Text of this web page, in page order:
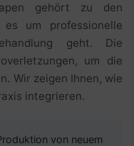
gehört zu den
um professionelle
geht. Die
um die
Wir zeigen Ihnen, wie
integrieren.
von neuem